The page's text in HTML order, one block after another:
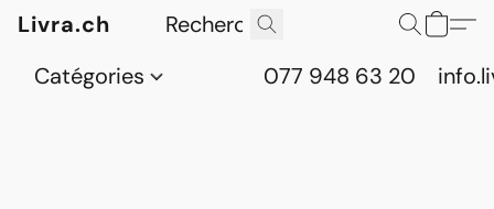
Livra.ch
Catégories
077 948 63 20